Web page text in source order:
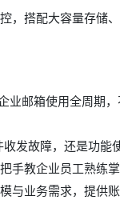
，搭配大容量存
业邮箱使用全周
发故障，还是功
教企业员工熟练
与业务需求，提